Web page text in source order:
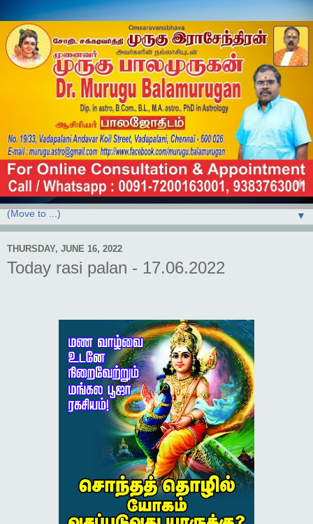
▼
THURSDAY, JUNE 16, 2022
Today rasi palan - 17.06.2022